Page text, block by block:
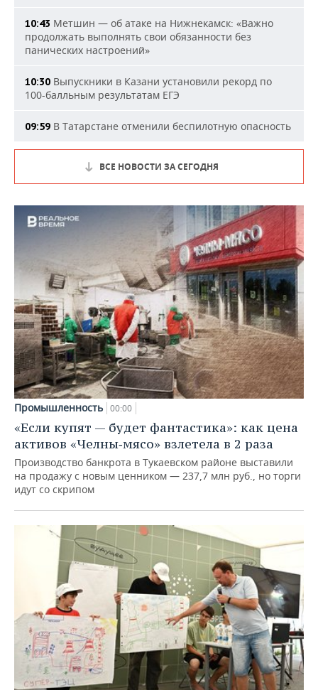
10:43 Метшин — об атаке на Нижнекамск: «Важно
продолжать выполнять свои обязанности без
панических настроений»
10:30 Выпускники в Казани установили рекорд по
100-балльным результатам ЕГЭ
09:59 В Татарстане отменили беспилотную опасность
ВСЕ НОВОСТИ ЗА СЕГОДНЯ
Промышленность 00:00
«Если купят — будет фантастика»: как цена
активов «Челны‑мясо» взлетела в 2 раза
Производство банкрота в Тукаевском районе выставили
на продажу с новым ценником — 237,7 млн руб., но торги
идут со скрипом